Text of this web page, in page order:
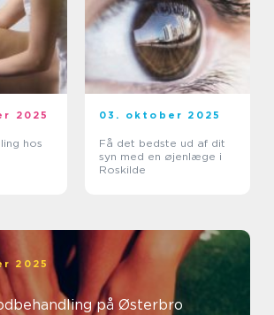
2025
hos
03. oktober 2025
Få det bedste ud af dit
syn med en øjenlæge i
Roskilde
2025
på Østerbro